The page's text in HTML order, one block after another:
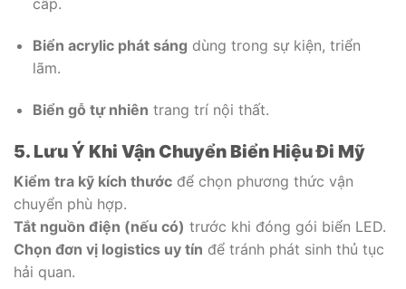
cấp.
Biển acrylic phát sáng dùng trong sự kiện, triển
lãm.
Biển gỗ tự nhiên trang trí nội thất.
5. Lưu Ý Khi Vận Chuyển Biển Hiệu Đi Mỹ
Kiểm tra kỹ kích thước để chọn phương thức vận
chuyển phù hợp.
Tắt nguồn điện (nếu có) trước khi đóng gói biển LED.
Chọn đơn vị logistics uy tín để tránh phát sinh thủ tục
hải quan.